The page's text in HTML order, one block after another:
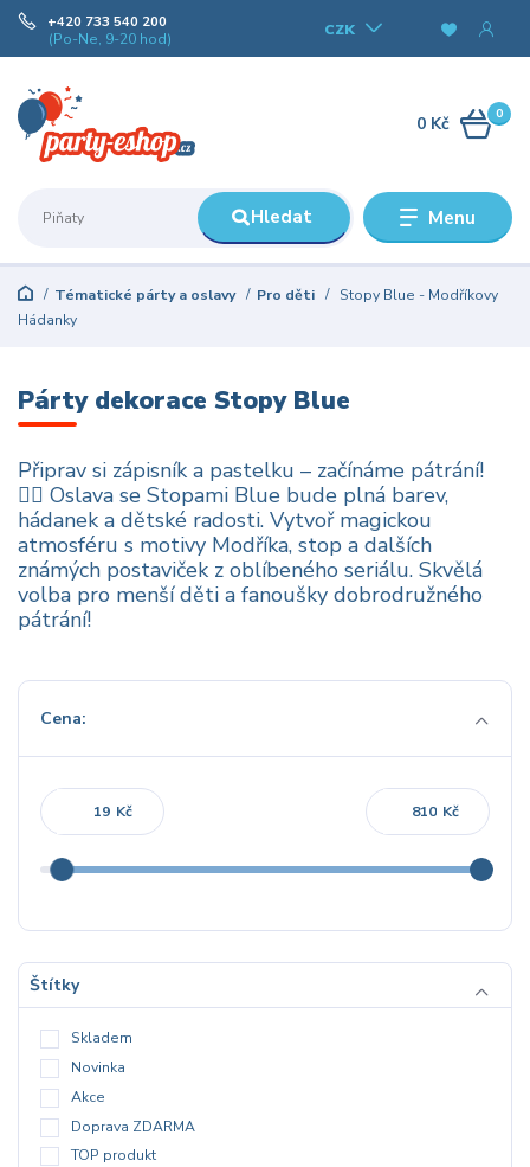
Menu
CZK
Hledat
+420 733 540 200
(Po-Ne, 9-20 hod)
0
0 Kč
Tématické párty a oslavy Pro děti
Stopy Blue - Modříkovy
Hádanky
Párty dekorace Stopy Blue
Připrav si zápisník a pastelku – začínáme pátrání!
🕵️‍♂️ Oslava se Stopami Blue bude plná barev,
hádanek a dětské radosti. Vytvoř magickou
atmosféru s motivy Modříka, stop a dalších
známých postaviček z oblíbeného seriálu. Skvělá
volba pro menší děti a fanoušky dobrodružného
pátrání!
Cena:
Kč Kč
Štítky
Skladem
Novinka
Akce
Doprava ZDARMA
TOP produkt